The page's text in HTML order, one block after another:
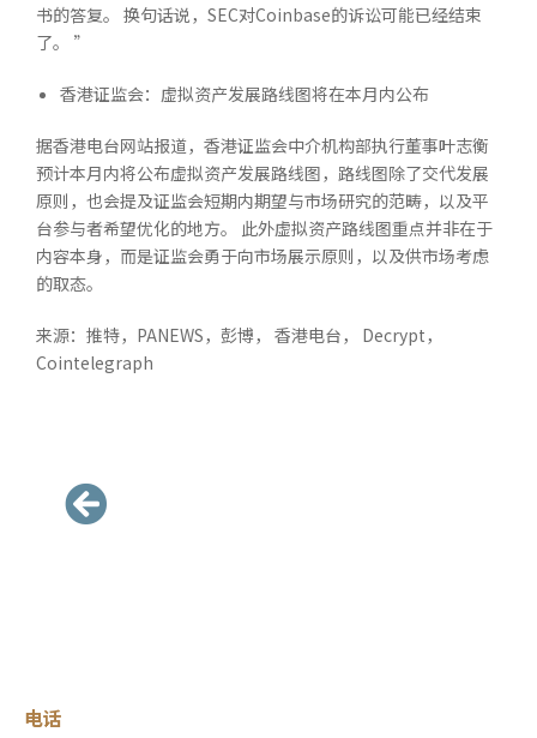
书的答复。 换句话说，SEC对Coinbase的诉讼可能已经结束
了。 ”
香港证监会：虚拟资产发展路线图将在本月内公布
据香港电台网站报道，香港证监会中介机构部执行董事叶志衡
预计本月内将公布虚拟资产发展路线图，路线图除了交代发展
原则，也会提及证监会短期内期望与市场研究的范畴，以及平
台参与者希望优化的地方。 此外虚拟资产路线图重点并非在于
内容本身，而是证监会勇于向市场展示原则，以及供市场考虑
的取态。
来源：推特，PANEWS，彭博， 香港电台， Decrypt，
Cointelegraph
电话